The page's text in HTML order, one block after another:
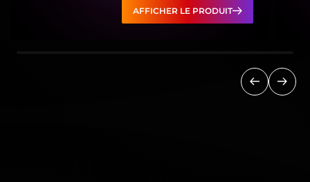
Précédent
AFFICHER LE PRODUIT